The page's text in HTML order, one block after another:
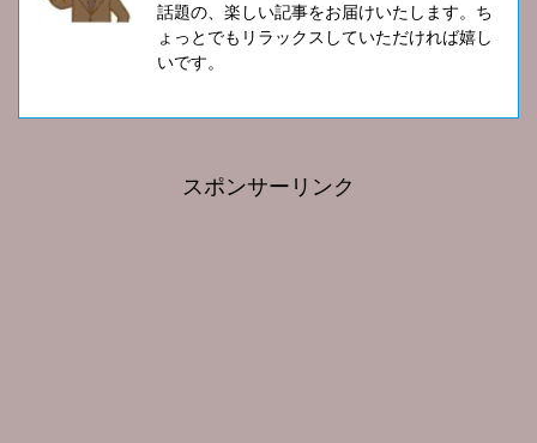
話題の、楽しい記事をお届けいたします。ち
ょっとでもリラックスしていただければ嬉し
いです。
スポンサーリンク